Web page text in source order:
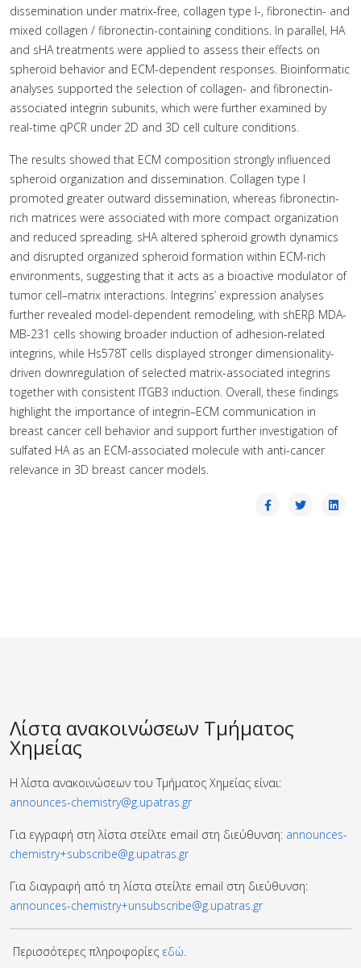
dissemination under matrix-free, collagen type I-, fibronectin- and
mixed collagen / fibronectin-containing conditions. In parallel, HA
and sHA treatments were applied to assess their effects on
spheroid behavior and ECM-dependent responses. Bioinformatic
analyses supported the selection of collagen- and fibronectin-
associated integrin subunits, which were further examined by
real-time qPCR under 2D and 3D cell culture conditions.
The results showed that ECM composition strongly influenced
spheroid organization and dissemination. Collagen type I
promoted greater outward dissemination, whereas fibronectin-
rich matrices were associated with more compact organization
and reduced spreading. sHA altered spheroid growth dynamics
and disrupted organized spheroid formation within ECM-rich
environments, suggesting that it acts as a bioactive modulator of
tumor cell–matrix interactions. Integrins’ expression analyses
further revealed model-dependent remodeling, with shERβ MDA-
MB-231 cells showing broader induction of adhesion-related
integrins, while Hs578T cells displayed stronger dimensionality-
driven downregulation of selected matrix-associated integrins
together with consistent ITGB3 induction. Overall, these findings
highlight the importance of integrin–ECM communication in
breast cancer cell behavior and support further investigation of
sulfated HA as an ECM-associated molecule with anti-cancer
relevance in 3D breast cancer models.
Λίστα ανακοινώσεων Τμήματος
Χημείας
Η λίστα ανακοινώσεων του Τμήματος Χημείας είναι:
announces-chemistry@g.upatras.gr
Για εγγραφή στη λίστα στείλτε email στη διεύθυνση: announces-
chemistry+subscribe@g.upatras.gr
Για διαγραφή από τη λίστα στείλτε email στη διεύθυνση:
announces-chemistry+unsubscribe@g.upatras.gr
Περισσότερες πληροφορίες εδώ